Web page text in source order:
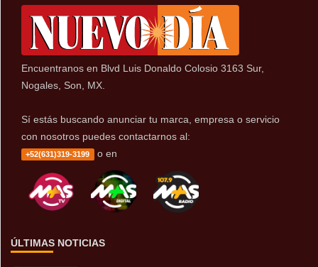
Encuentranos en Blvd Luis Donaldo Colosio 3163 Sur,
Nogales, Son, MX.
Sí estás buscando anunciar tu marca, empresa o servicio
con nosotros puedes contactarnos al:
+52(631)319-3199 o en
ÚLTIMAS NOTICIAS